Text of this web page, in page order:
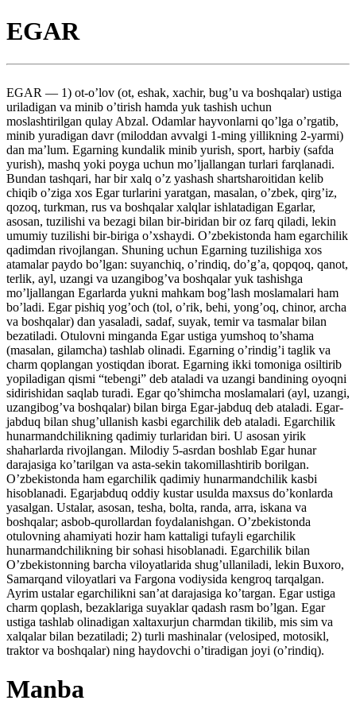
EGAR
EGAR — 1) ot-o’lov (ot, eshak, xachir, bug’u va boshqalar) ustiga
uriladigan va minib o’tirish hamda yuk tashish uchun
moslashtirilgan qulay Abzal. Odamlar hayvonlarni qo’lga o’rgatib,
minib yuradigan davr (miloddan avvalgi 1-ming yillikning 2-yarmi)
dan ma’lum. Egarning kundalik minib yurish, sport, harbiy (safda
yurish), mashq yoki poyga uchun mo’ljallangan turlari farqlanadi.
Bundan tashqari, har bir xalq o’z yashash shartsharoitidan kelib
chiqib o’ziga xos Egar turlarini yaratgan, masalan, o’zbek, qirg’iz,
qozoq, turkman, rus va boshqalar xalqlar ishlatadigan Egarlar,
asosan, tuzilishi va bezagi bilan bir-biridan bir oz farq qiladi, lekin
umumiy tuzilishi bir-biriga o’xshaydi. O’zbekistonda ham egarchilik
qadimdan rivojlangan. Shuning uchun Egarning tuzilishiga xos
atamalar paydo bo’lgan: suyanchiq, o’rindiq, do’g’a, qopqoq, qanot,
terlik, ayl, uzangi va uzangibog’va boshqalar yuk tashishga
mo’ljallangan Egarlarda yukni mahkam bog’lash moslamalari ham
bo’ladi. Egar pishiq yog’och (tol, o’rik, behi, yong’oq, chinor, archa
va boshqalar) dan yasaladi, sadaf, suyak, temir va tasmalar bilan
bezatiladi. Otulovni minganda Egar ustiga yumshoq to’shama
(masalan, gilamcha) tashlab olinadi. Egarning o’rindig’i taglik va
charm qoplangan yostiqdan iborat. Egarning ikki tomoniga osiltirib
yopiladigan qismi “tebengi” deb ataladi va uzangi bandining oyoqni
sidirishidan saqlab turadi. Egar qo’shimcha moslamalari (ayl, uzangi,
uzangibog’va boshqalar) bilan birga Egar-jabduq deb ataladi. Egar-
jabduq bilan shug’ullanish kasbi egarchilik deb ataladi. Egarchilik
hunarmandchilikning qadimiy turlaridan biri. U asosan yirik
shaharlarda rivojlangan. Milodiy 5-asrdan boshlab Egar hunar
darajasiga ko’tarilgan va asta-sekin takomillashtirib borilgan.
O’zbekistonda ham egarchilik qadimiy hunarmandchilik kasbi
hisoblanadi. Egarjabduq oddiy kustar usulda maxsus do’konlarda
yasalgan. Ustalar, asosan, tesha, bolta, randa, arra, iskana va
boshqalar; asbob-qurollardan foydalanishgan. O’zbekistonda
otulovning ahamiyati hozir ham kattaligi tufayli egarchilik
hunarmandchilikning bir sohasi hisoblanadi. Egarchilik bilan
O’zbekistonning barcha viloyatlarida shug’ullaniladi, lekin Buxoro,
Samarqand viloyatlari va Fargona vodiysida kengroq tarqalgan.
Ayrim ustalar egarchilikni san’at darajasiga ko’targan. Egar ustiga
charm qoplash, bezaklariga suyaklar qadash rasm bo’lgan. Egar
ustiga tashlab olinadigan xaltaxurjun charmdan tikilib, mis sim va
xalqalar bilan bezatiladi; 2) turli mashinalar (velosiped, motosikl,
traktor va boshqalar) ning haydovchi o’tiradigan joyi (o’rindiq).
Manba